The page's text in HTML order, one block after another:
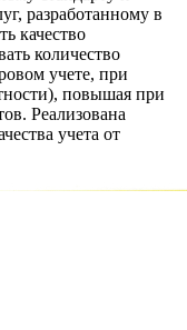
разработанному в
качество
количество
учете, при
повышая при
Реализована
учета от